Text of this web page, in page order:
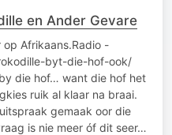
en Ander Gevare
Afrikaans.Radio -
byt-die-hof-ook/
die hof… want die hof het
ruik al klaar na braai.
gemaak oor die
is nie meer óf dit seer…